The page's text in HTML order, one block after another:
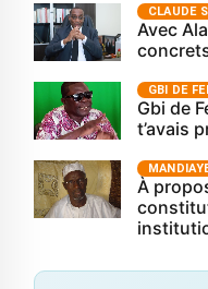
CLAUDE
Avec
GBI DE
Gbi de
t’avais
À